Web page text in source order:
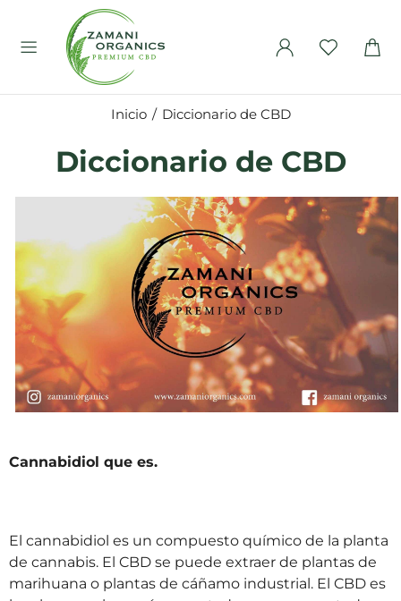
Inicio Diccionario de CBD
Diccionario de CBD
Cannabidiol que es.
El cannabidiol es un compuesto químico de la planta
de cannabis. El CBD se puede extraer de plantas de
marihuana o plantas de cáñamo industrial. El CBD es